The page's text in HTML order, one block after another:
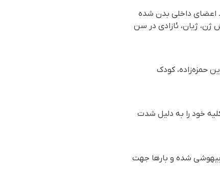
اعضای داخلی بدن شده
جنبش ژن، ژیان، ئازادی در سن
حقوق بشری هه‌نگاو، روز سه‌شنبه ١٢ دی ماه ١٤٠٢ (٢ ژانویه ٢٠٢٤)، بَرزین حمزه‌زاده، کودک
خود را به دلیل شدت
شده و بارها جهت